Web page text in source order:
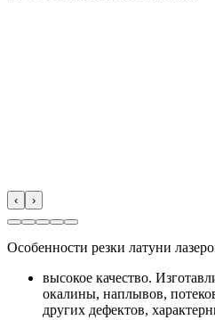
‹ ›
Особенности резки латуни
высокое качество.
окалины, наплывов,
других дефектов,